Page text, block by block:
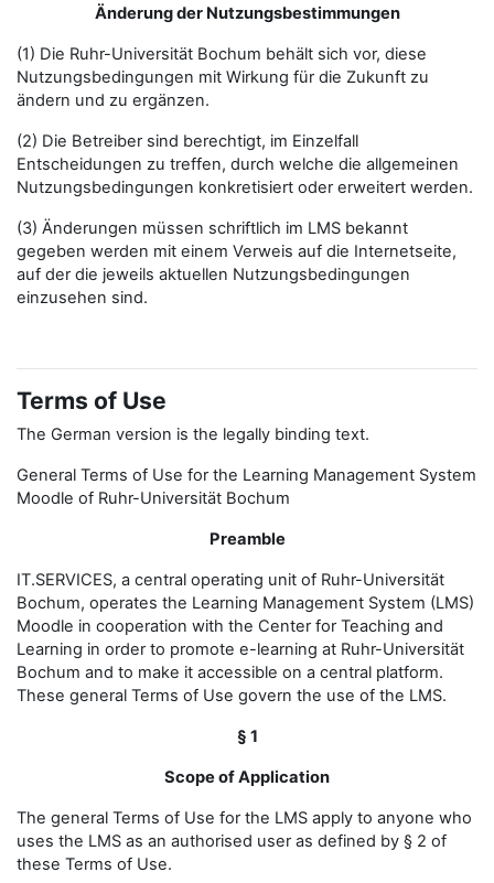
Änderung der Nutzungsbestimmungen
(1) Die Ruhr-Universität Bochum behält sich vor, diese
Nutzungsbedingungen mit Wirkung für die Zukunft zu
ändern und zu ergänzen.
(2) Die Betreiber sind berechtigt, im Einzelfall
Entscheidungen zu treffen, durch welche die allgemeinen
Nutzungsbedingungen konkretisiert oder erweitert werden.
(3) Änderungen müssen schriftlich im LMS bekannt
gegeben werden mit einem Verweis auf die Internetseite,
auf der die jeweils aktuellen Nutzungsbedingungen
einzusehen sind.
Terms of Use
The German version is the legally binding text.
General Terms of Use for the Learning Management System
Moodle of Ruhr-Universität Bochum
Preamble
IT.SERVICES, a central operating unit of Ruhr-Universität
Bochum, operates the Learning Management System (LMS)
Moodle in cooperation with the Center for Teaching and
Learning in order to promote e-learning at Ruhr-Universität
Bochum and to make it accessible on a central platform.
These general Terms of Use govern the use of the LMS.
§ 1
Scope of Application
The general Terms of Use for the LMS apply to anyone who
uses the LMS as an authorised user as defined by § 2 of
these Terms of Use.